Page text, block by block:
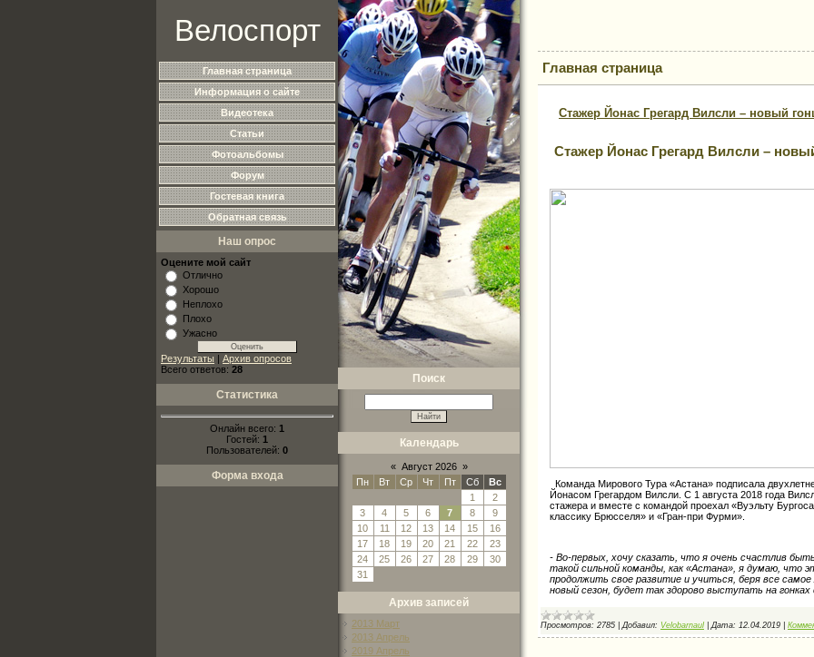
Велоспорт
Главная страница
Информация о сайте
Видеотека
Статьи
Фотоальбомы
Форум
Гостевая книга
Обратная связь
Наш опрос
Оцените мой сайт
Отлично
Хорошо
Неплохо
Плохо
Ужасно
Результаты | Архив опросов
Всего ответов: 28
Статистика
Онлайн всего: 1
Гостей: 1
Пользователей: 0
Форма входа
Поиск
Календарь
« Август 2026 »
Пн
Вт Ср Чт Пт Сб
Вс
1
2
3
4 5 6 7 8
9
10
11 12 13 14 15
16
17
18 19 20 21 22
23
24
25 26 27 28 29
30
31
Архив записей
2013 Март
2013 Апрель
2019 Апрель
Главная страница
Стажер Йонас Грегард Вилсли – новый
Стажер Йонас Грегард Вилсли –
Команда Мирового Тура «Астана» подписала
Йонасом Грегардом Вилсли. С 1 августа 2018 года
стажера и вместе с командой проехал «Вуэльту
классику Брюсселя» и «Гран-при Фурми».
- Во-первых, хочу сказать, что я очень счастлив
такой сильной команды, как «Астана», я думаю, что
продолжить свое развитие и учиться, беря все
новый сезон, будет так здорово выступать на гонках
Просмотров: 2785 Добавил: Velobarnaul Дата: 12.04.2019